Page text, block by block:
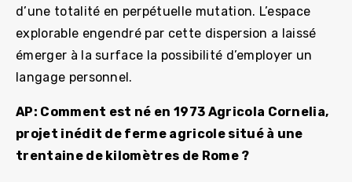
d’une totalité en perpétuelle mutation. L’espace
explorable engendré par cette dispersion a laissé
émerger à la surface la possibilité d’employer un
langage personnel.
AP: Comment est né en 1973 Agricola Cornelia,
projet inédit de ferme agricole situé à une
trentaine de kilomètres de Rome ?